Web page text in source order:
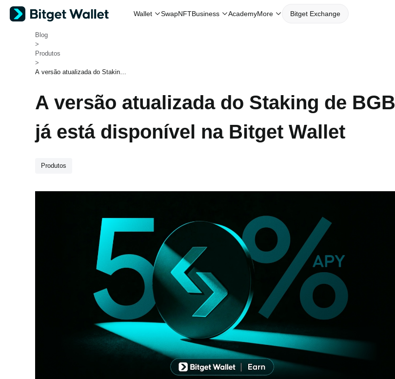
Wallet SwapNFTBusiness AcademyMore Bitget Exchange
Bitget Wallet
Blog
>
Produtos
>
A versão atualizada do Staking
A versão atualizada do Staking de BGB
já está disponível na Bitget Wallet
Produtos